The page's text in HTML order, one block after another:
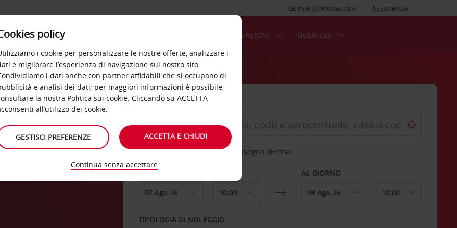
Assistenza
Le mie prenotazioni
OFFERTE DESTINAZIONI BUSINESS
Scegli una località di riconsegna diversa
DAL GIORNO AL GIORNO
TIPOLOGIA DI NOLEGGIO
policy
i cookie per personalizzare le nostre offerte, analizzare i
e migliorare l’esperienza di navigazione sul nostro sito.
i dati anche con partner affidabili che si occupano di
e analisi dei dati; per maggiori informazioni è possibile
la nostra Politica sui cookie. Cliccando su ACCETTA
all’utilizzo dei cookie.
GESTISCI PREFERENZE ACCETTA E CHIUDI
Continua senza accettare